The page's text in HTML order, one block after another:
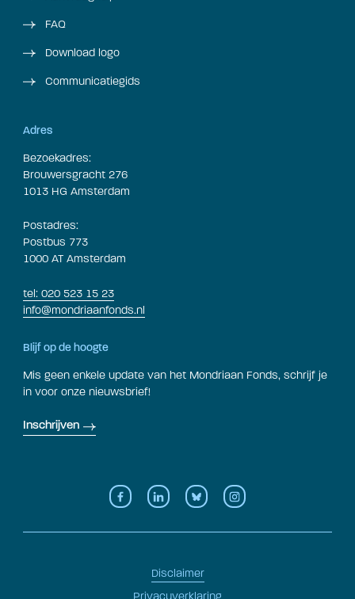
FAQ
Download logo
Communicatiegids
Adres
Bezoekadres:
Brouwersgracht 276
1013 HG Amsterdam
Postadres:
Postbus 773
1000 AT Amsterdam
tel: 020 523 15 23
info@mondriaanfonds.nl
Blijf op de hoogte
Mis geen enkele update van het Mondriaan Fonds, schrijf je
in voor onze nieuwsbrief!
Inschrijven
Disclaimer
Privacyverklaring